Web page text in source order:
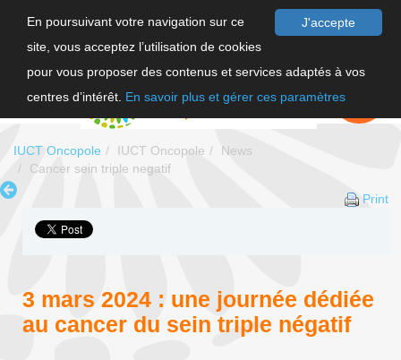
J'accepte
En poursuivant votre navigation sur ce
site, vous acceptez l’utilisation de cookies
pour vous proposer des contenus et services adaptés à vos
centres d’intérêt. En savoir plus et gérer ces paramètres
FAIRE UN
DON
IUCT Oncopole IUCT Oncopole
News
Cancer sein triple negatif
Print
3 mars 2024 : une journée dédiée
au cancer du sein triple négatif